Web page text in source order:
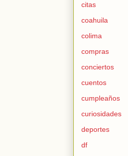
citas
coahuila
colima
compras
conciertos
cuentos
cumpleaños
curiosidades
deportes
df